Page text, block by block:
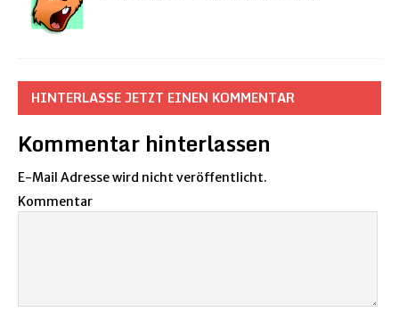
HINTERLASSE JETZT EINEN KOMMENTAR
Kommentar hinterlassen
E-Mail Adresse wird nicht veröffentlicht.
Kommentar